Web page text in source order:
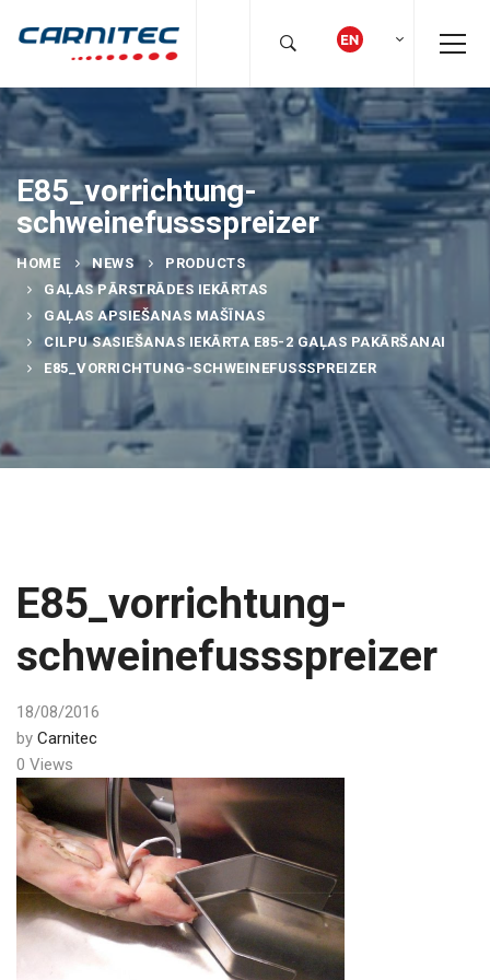
E85_vorrichtung-
schweinefussspreizer
HOME NEWS
PRODUCTS
GAĻAS PĀRSTRĀDES IEKĀRTAS
GAĻAS APSIEŠANAS MAŠĪNAS
CILPU SASIEŠANAS IEKĀRTA E85-2 GAĻAS PAKĀRŠANAI
E85_VORRICHTUNG-SCHWEINEFUSSSPREIZER
E85_vorrichtung-
schweinefussspreizer
18/08/2016
by Carnitec
0 Views